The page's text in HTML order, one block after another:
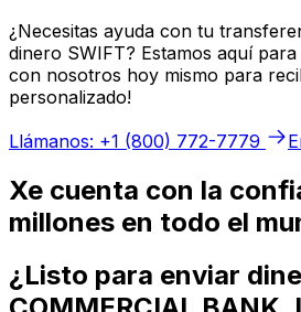
¿Necesitas ayuda con tu
dinero SWIFT? Estamos aquí
con nosotros hoy mismo para
personalizado!
Llámanos: +1 (800) 772-7779
Xe cuenta con la
millones en todo el
¿Listo para enviar